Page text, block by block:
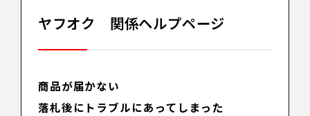
ヤフオク 関係ヘルプページ
商品が届かない
落札後にトラブルにあってしまった